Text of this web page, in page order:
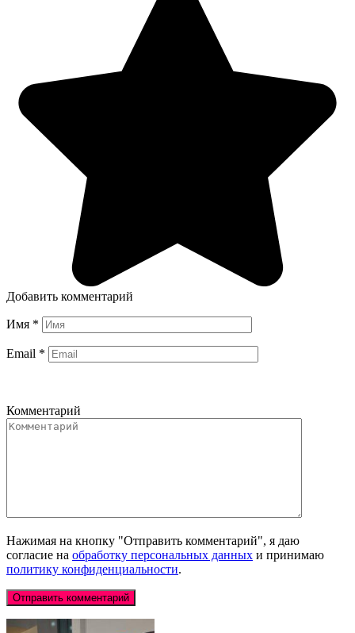
Добавить комментарий
Имя *
Email *
Комментарий
Нажимая на кнопку "Отправить комментарий", я даю
согласие на обработку персональных данных и принимаю
политику конфиденциальности.